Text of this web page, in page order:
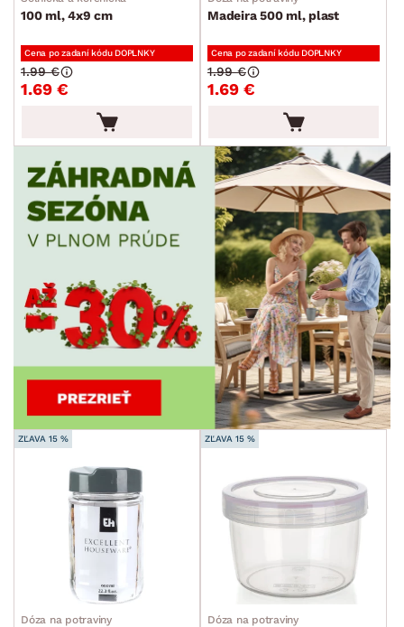
100 ml, 4x9 cm
Cena po zadaní kódu DOPLNKY
1.69 €
1.99 €
Madeira 500 ml, plast
Cena po zadaní kódu DOPLNKY
1.69 €
1.99 €
ZĽAVA 15 %
Dóza na potraviny
ZĽAVA 15 %
Dóza na potraviny